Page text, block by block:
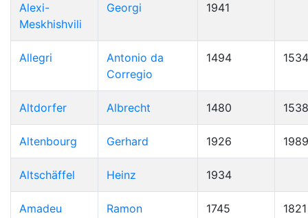
Alexi-
Meskhishvili
Georgi 1941
Allegri
Antonio da
Corregio
1494 1534
Altdorfer Albrecht 1480 1538
Altenbourg Gerhard 1926 1989
Altschäffel Heinz 1934
Amadeu Ramon 1745 1821